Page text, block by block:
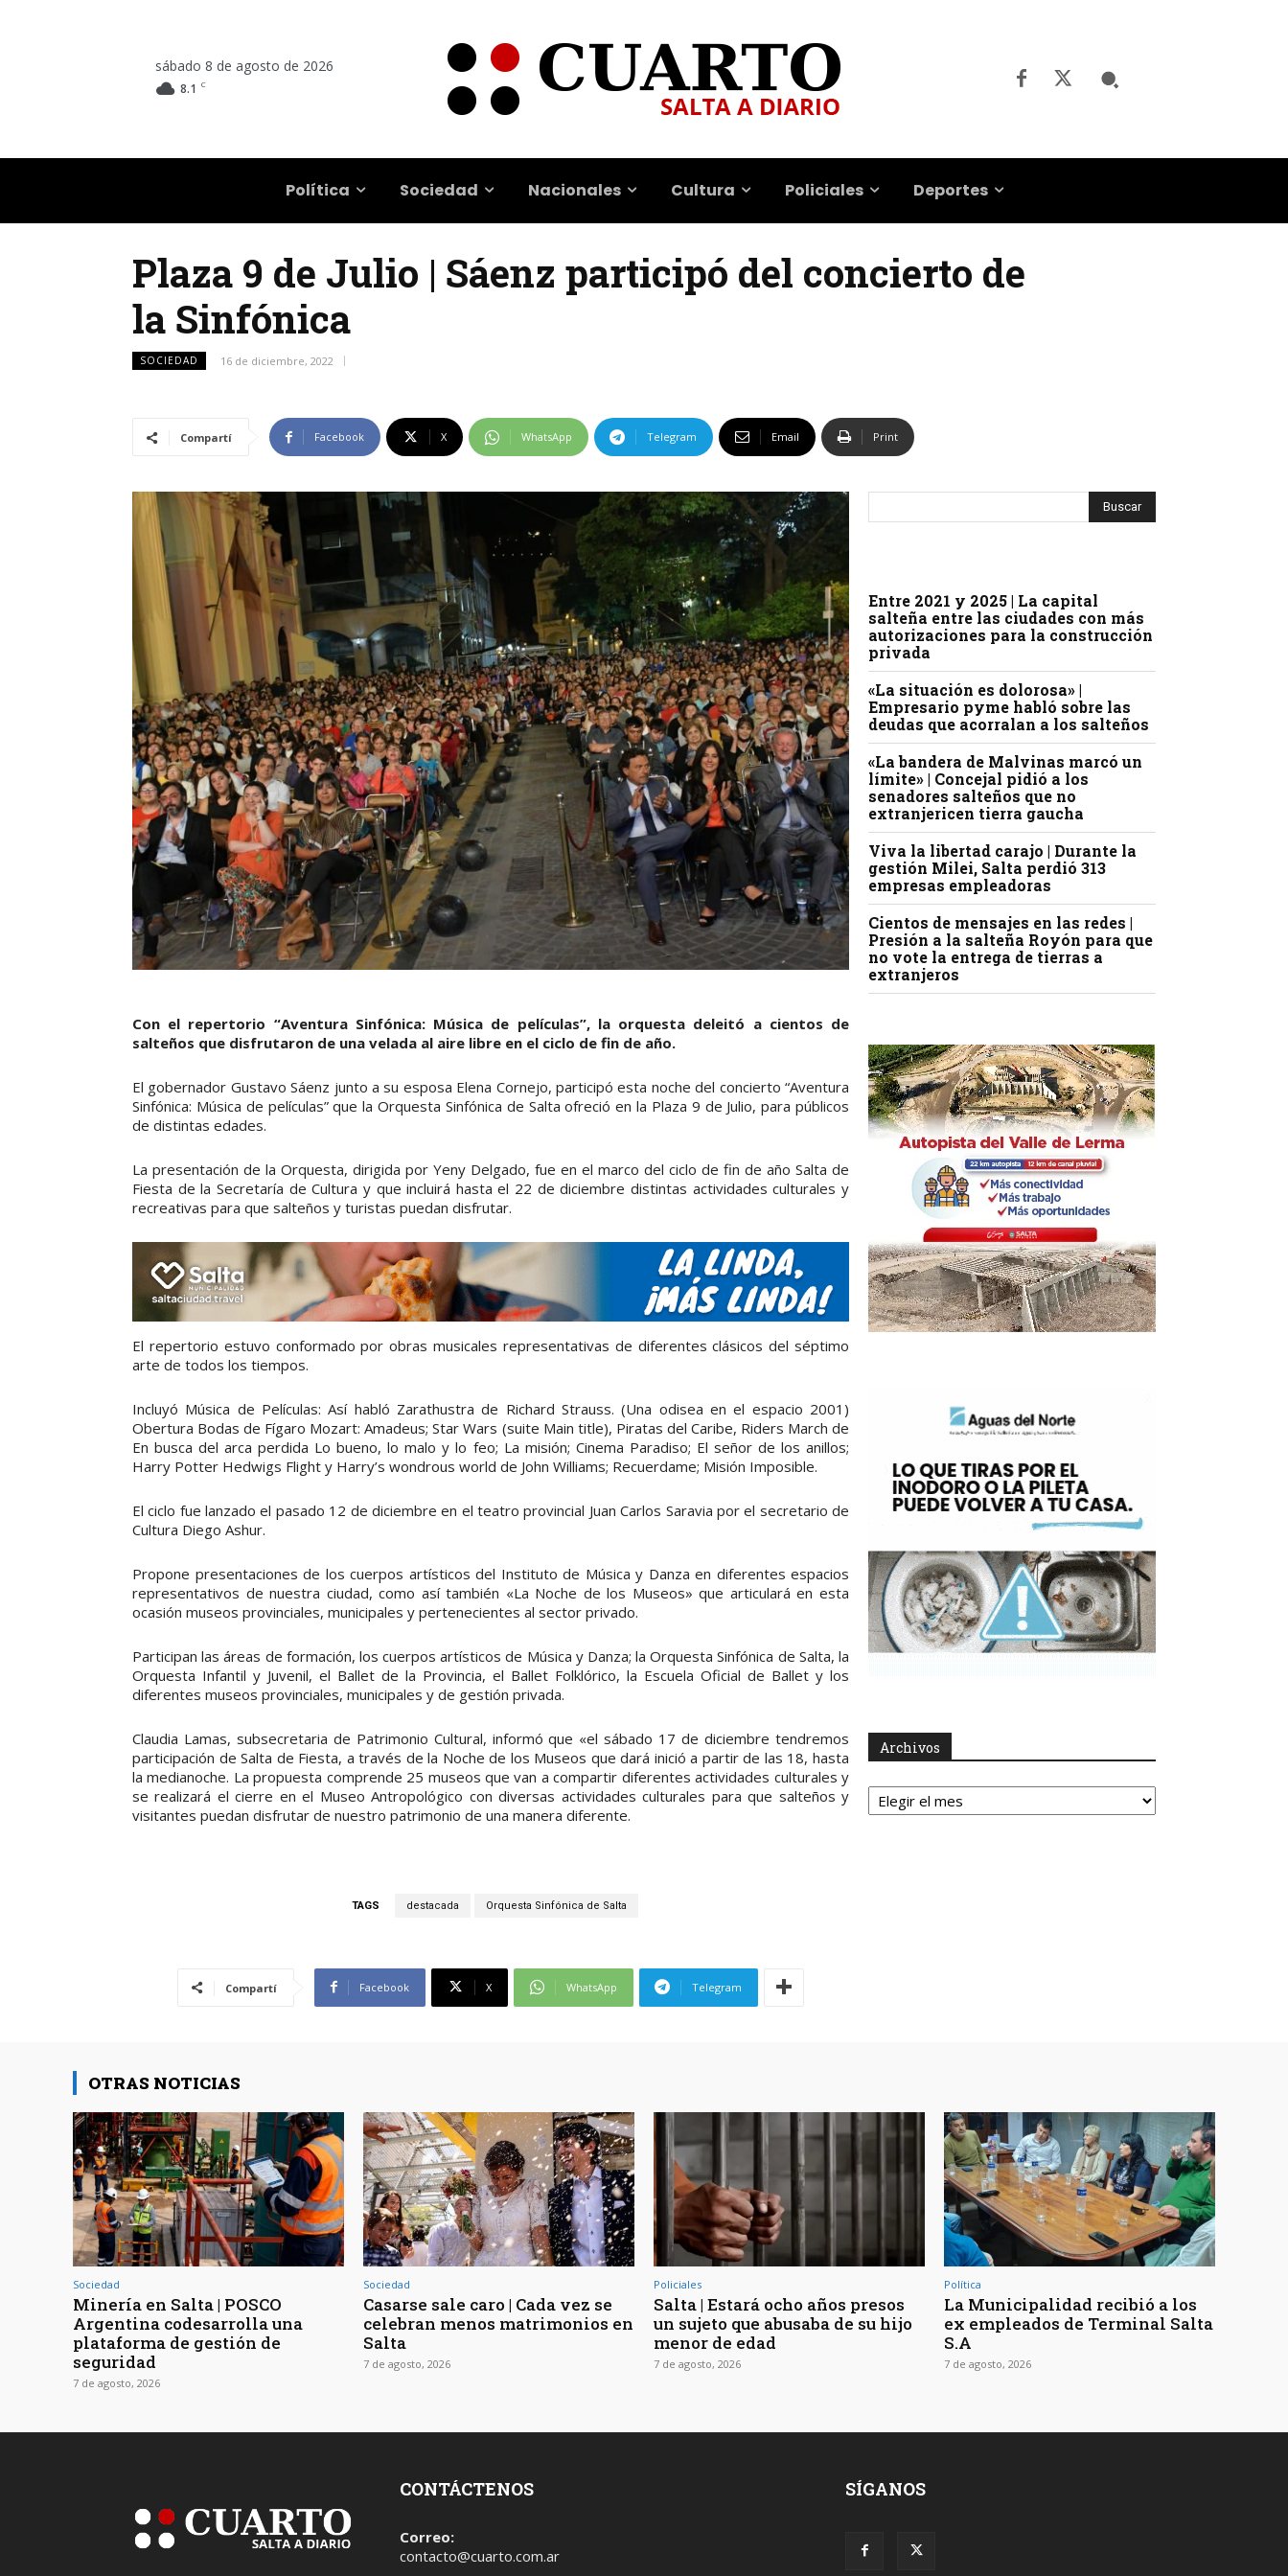
sábado 8 de agosto de 2026
8.1 C
Política Sociedad Nacionales Cultura Policiales Deportes
Plaza 9 de Julio | Sáenz participó del concierto de
la Sinfónica
SOCIEDAD 16 de diciembre, 2022
Compartí Facebook X WhatsApp Telegram Email Print
Con el repertorio “Aventura Sinfónica: Música de películas”, la orquesta deleitó a cientos de
salteños que disfrutaron de una velada al aire libre en el ciclo de fin de año.
El gobernador Gustavo Sáenz junto a su esposa Elena Cornejo, participó esta noche del concierto “Aventura
Sinfónica: Música de películas” que la Orquesta Sinfónica de Salta ofreció en la Plaza 9 de Julio, para públicos
de distintas edades.
La presentación de la Orquesta, dirigida por Yeny Delgado, fue en el marco del ciclo de fin de año Salta de
Fiesta de la Secretaría de Cultura y que incluirá hasta el 22 de diciembre distintas actividades culturales y
recreativas para que salteños y turistas puedan disfrutar.
El repertorio estuvo conformado por obras musicales representativas de diferentes clásicos del séptimo
arte de todos los tiempos.
Incluyó Música de Películas: Así habló Zarathustra de Richard Strauss. (Una odisea en el espacio 2001)
Obertura Bodas de Fígaro Mozart: Amadeus; Star Wars (suite Main title), Piratas del Caribe, Riders March de
En busca del arca perdida Lo bueno, lo malo y lo feo; La misión; Cinema Paradiso; El señor de los anillos;
Harry Potter Hedwigs Flight y Harry’s wondrous world de John Williams; Recuerdame; Misión Imposible.
El ciclo fue lanzado el pasado 12 de diciembre en el teatro provincial Juan Carlos Saravia por el secretario de
Cultura Diego Ashur.
Propone presentaciones de los cuerpos artísticos del Instituto de Música y Danza en diferentes espacios
representativos de nuestra ciudad, como así también «La Noche de los Museos» que articulará en esta
ocasión museos provinciales, municipales y pertenecientes al sector privado.
Participan las áreas de formación, los cuerpos artísticos de Música y Danza; la Orquesta Sinfónica de Salta, la
Orquesta Infantil y Juvenil, el Ballet de la Provincia, el Ballet Folklórico, la Escuela Oficial de Ballet y los
diferentes museos provinciales, municipales y de gestión privada.
Claudia Lamas, subsecretaria de Patrimonio Cultural, informó que «el sábado 17 de diciembre tendremos
participación de Salta de Fiesta, a través de la Noche de los Museos que dará inició a partir de las 18, hasta
la medianoche. La propuesta comprende 25 museos que van a compartir diferentes actividades culturales y
se realizará el cierre en el Museo Antropológico con diversas actividades culturales para que salteños y
visitantes puedan disfrutar de nuestro patrimonio de una manera diferente.
TAGS destacada Orquesta Sinfónica de Salta
Compartí Facebook X WhatsApp Telegram
Entre 2021 y 2025 | La capital
salteña entre las ciudades con más
autorizaciones para la construcción
privada
«La situación es dolorosa» |
Empresario pyme habló sobre las
deudas que acorralan a los salteños
«La bandera de Malvinas marcó un
límite» | Concejal pidió a los
senadores salteños que no
extranjericen tierra gaucha
Viva la libertad carajo | Durante la
gestión Milei, Salta perdió 313
empresas empleadoras
Cientos de mensajes en las redes |
Presión a la salteña Royón para que
no vote la entrega de tierras a
extranjeros
Archivos
Archivos
OTRAS NOTICIAS
Sociedad
Minería en Salta | POSCO
Argentina codesarrolla una
plataforma de gestión de
seguridad
7 de agosto, 2026
Sociedad
Casarse sale caro | Cada vez se
celebran menos matrimonios en
Salta
7 de agosto, 2026
Policiales
Salta | Estará ocho años presos
un sujeto que abusaba de su hijo
menor de edad
7 de agosto, 2026
Política
La Municipalidad recibió a los
ex empleados de Terminal Salta
S.A
7 de agosto, 2026
CONTÁCTENOS
Correo:
contacto@cuarto.com.ar
SÍGANOS